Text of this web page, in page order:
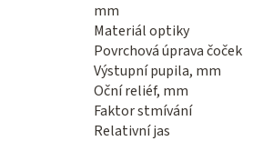
mm
Materiál optiky
Povrchová úprava čoček
Výstupní pupila, mm
Oční reliéf, mm
Faktor stmívání
Relativní jas